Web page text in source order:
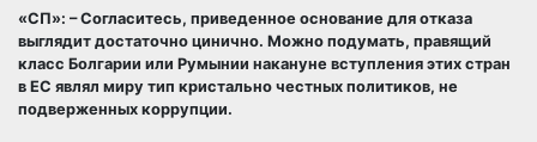
«СП»: – Согласитесь, приведенное основание для отказа
выглядит достаточно цинично. Можно подумать, правящий
класс Болгарии или Румынии накануне вступления этих стран
в ЕС являл миру тип кристально честных политиков, не
подверженных коррупции.